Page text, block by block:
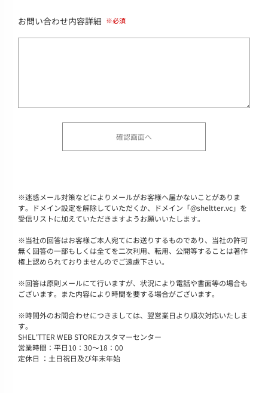
お問い合わせ内容詳細
※迷惑メール対策などによりメールがお客様へ届かないことがありま
す。ドメイン設定を解除していただくか、ドメイン「@sheltter.vc」を
受信リストに加えていただきますようお願いいたします。
※当社の回答はお客様ご本人宛てにお送りするものであり、当社の許可
無く回答の一部もしくは全てを二次利用、転用、公開等することは著作
権上認められておりませんのでご遠慮下さい。
※回答は原則メールにて行いますが、状況により電話や書面等の場合も
ございます。また内容により時間を要する場合がございます。
※時間外のお問合わせにつきましては、翌営業日より順次対応いたしま
す。
SHEL'TTER WEB STOREカスタマーセンター
営業時間：平日10：30～18：00
定休日 ：土日祝日及び年末年始